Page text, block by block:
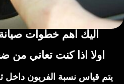
اليك اهم خطوات
اولا اذا كنت تعاني من
يتم قياس نسبة الفريون داخل